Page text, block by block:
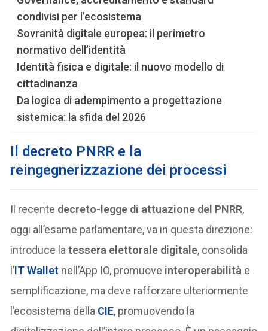
condivisi per l’ecosistema
Sovranità digitale europea: il perimetro
normativo dell’identità
Identità fisica e digitale: il nuovo modello di
cittadinanza
Da logica di adempimento a progettazione
sistemica: la sfida del 2026
Il decreto PNRR e la
reingegnerizzazione dei processi
Il recente decreto-legge di attuazione del PNRR,
oggi all’esame parlamentare, va in questa direzione:
introduce latessera elettorale digitale, consolida
l’IT Wallet nell’App IO, promuove interoperabilità e
semplificazione, ma deve rafforzare ulteriormente
l’ecosistema della CIE, promuovendo la